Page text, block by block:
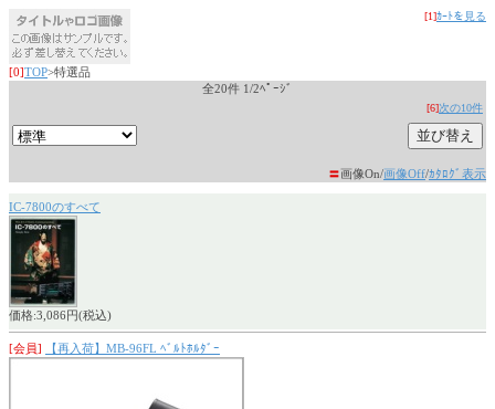
[1]ｶｰﾄを見る
[0]TOP>特選品
全20件 1/2ﾍﾟｰｼﾞ
[6]次の10件
〓画像On/画像Off/ｶﾀﾛｸﾞ表示
IC-7800のすべて
価格:3,086円(税込)
[会員] 【再入荷】MB-96FL ﾍﾞﾙﾄﾎﾙﾀﾞｰ